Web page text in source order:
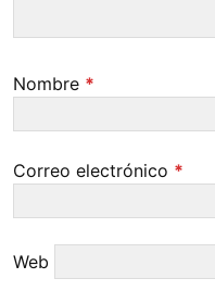
Nombre *
Correo electrónico *
Web